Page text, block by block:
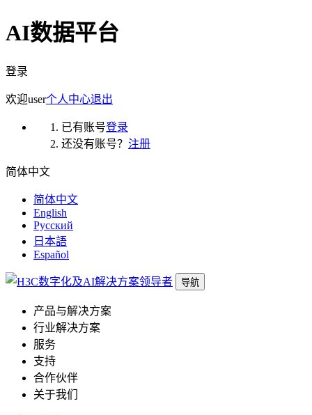
AI数据平台
登录
欢迎user个人中心退出
已有账号登录
还没有账号？ 注册
简体中文
简体中文
English
Русский
日本語
Español
导航
产品与解决方案
行业解决方案
服务
支持
合作伙伴
关于我们